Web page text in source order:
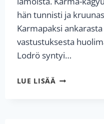
hän tunnisti ja
Karmapaksi
vastustuksesta
Lodrö syntyi…
LUE LISÄÄJÄÄHYVÄISET